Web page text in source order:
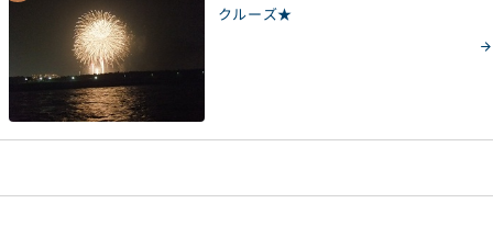
クルーズ★